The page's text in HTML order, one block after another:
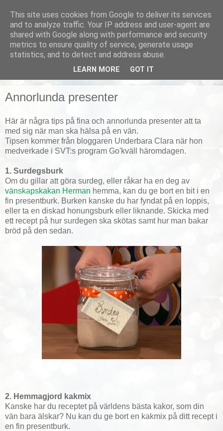
Smarta vardagstips
Husmorstips, tricks och knep, smarta lösningar!
Annorlunda presenter
Här är några tips på fina och annorlunda presenter att ta
med sig när man ska hälsa på en vän.
Tipsen kommer från bloggaren Underbara Clara när hon
medverkade i SVT:s program Go'kväll häromdagen.
1. Surdegsburk
Om du gillar att göra surdeg, eller råkar ha en deg av
vänskapskakan Herman hemma, kan du ge bort en bit i en
fin presentburk. Burken kanske du har fyndat på en loppis,
eller ta en diskad honungsburk eller liknande. Skicka med
ett recept på hur surdegen ska skötas samt hur man bakar
bröd på den sedan.
2. Hemmagjord kakmix
Kanske har du receptet på världens bästa kakor, som din
vän bara älskar? Nu kan du ge bort en kakmix på ditt recept i
en fin presentburk.
This site uses cookies from Google to deliver its services
and to analyze traffic. Your IP address and user-agent are
shared with Google along with performance and security
metrics to ensure quality of service, generate usage
statistics, and to detect and address abuse.
LEARN MORE GOT IT